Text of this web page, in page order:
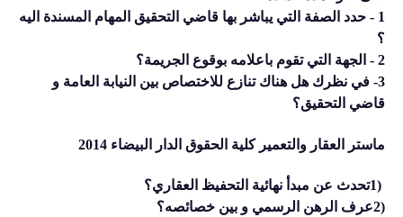
1 -
ﺣﺪﺩ ﺍﻟﺼﻔﺔ ﺍﻟﺘﻲ ﻳﺒﺎﺷﺮ ﺑﻬﺎ ﻗﺎﺿﻲ ﺍﻟﺘﺤﻘﻴﻖ ﺍﻟﻤﻬﺎﻡ ﺍﻟﻤﺴﻨﺪﺓ ﺍﻟﻴﻪ
؟
2 -
ﺍﻟﺠﻬﺔ ﺍﻟﺘﻲ ﺗﻘﻮﻡ ﺑﺎﻋﻼﻣﻪ ﺑﻮﻗﻮﻉ ﺍﻟﺠﺮﻳﻤﺔ؟
3- ﻓﻲ ﻧﻈﺮﻙ ﻫﻞ ﻫﻨﺎﻙ ﺗﻨﺎﺯﻉ ﻟﻼﺧﺘﺼﺎﺹ ﺑﻴﻦ ﺍﻟﻨﻴﺎﺑﺔ اﻟﻌﺎﻣﺔ ﻭ
ﻗﺎﺿﻲ ﺍﻟﺘﺤﻘﻴﻖ؟
ماستر العقار والتعمير كلية الحقوق الدار البيضاء 2014
1)تحدث عن مبدأ نهائية التحفيظ العقاري؟
2)عرف الرهن الرسمي و بين خصائصه؟